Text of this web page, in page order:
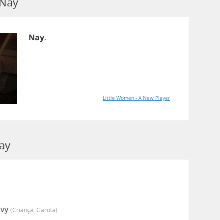
Nay.
Little Women - A New Player
(criança, Garota)